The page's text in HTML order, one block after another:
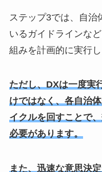
ステップ3では、自治
いるガイドラインな
組みを計画的に実行し
ただし、DXは一度実
けではなく、各自治
イクルを回すことで
必要があります。
また、迅速な意思決